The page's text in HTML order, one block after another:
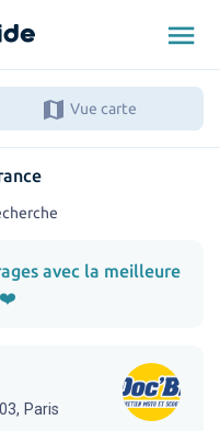
menu
map Vue carte
avec la meilleure
❤️
Paris